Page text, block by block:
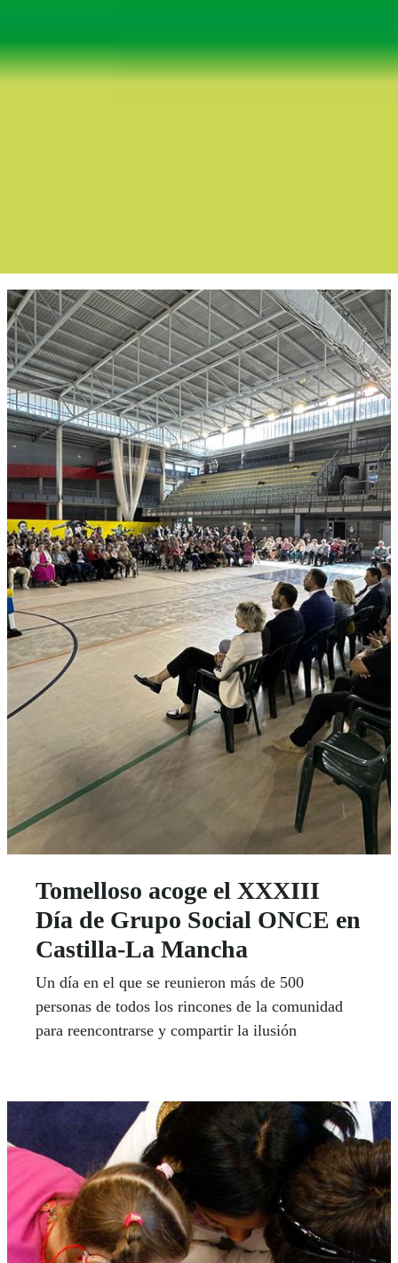
Tomelloso acoge el XXXIII
Día de Grupo Social ONCE en
Castilla-La Mancha
Un día en el que se reunieron más de 500
personas de todos los rincones de la comunidad
para reencontrarse y compartir la ilusión